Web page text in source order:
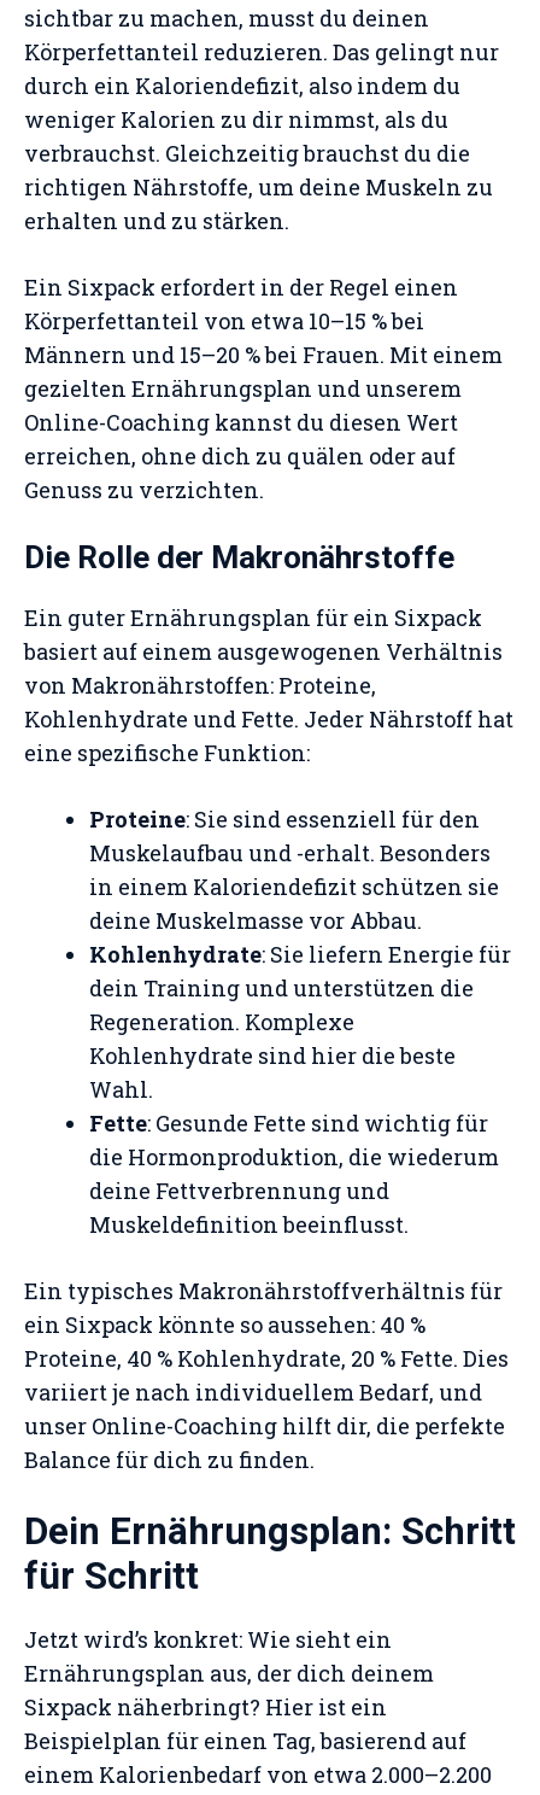
sichtbar zu machen, musst du deinen
Körperfettanteil reduzieren. Das gelingt nur
durch ein Kaloriendefizit, also indem du
weniger Kalorien zu dir nimmst, als du
verbrauchst. Gleichzeitig brauchst du die
richtigen Nährstoffe, um deine Muskeln zu
erhalten und zu stärken.
Ein Sixpack erfordert in der Regel einen
Körperfettanteil von etwa 10–15 % bei
Männern und 15–20 % bei Frauen. Mit einem
gezielten Ernährungsplan und unserem
Online-Coaching kannst du diesen Wert
erreichen, ohne dich zu quälen oder auf
Genuss zu verzichten.
Die Rolle der Makronährstoffe
Ein guter Ernährungsplan für ein Sixpack
basiert auf einem ausgewogenen Verhältnis
von Makronährstoffen: Proteine,
Kohlenhydrate und Fette. Jeder Nährstoff hat
eine spezifische Funktion:
Proteine: Sie sind essenziell für den
Muskelaufbau und -erhalt. Besonders
in einem Kaloriendefizit schützen sie
deine Muskelmasse vor Abbau.
Kohlenhydrate: Sie liefern Energie für
dein Training und unterstützen die
Regeneration. Komplexe
Kohlenhydrate sind hier die beste
Wahl.
Fette: Gesunde Fette sind wichtig für
die Hormonproduktion, die wiederum
deine Fettverbrennung und
Muskeldefinition beeinflusst.
Ein typisches Makronährstoffverhältnis für
ein Sixpack könnte so aussehen: 40 %
Proteine, 40 % Kohlenhydrate, 20 % Fette. Dies
variiert je nach individuellem Bedarf, und
unser Online-Coaching hilft dir, die perfekte
Balance für dich zu finden.
Dein Ernährungsplan: Schritt
für Schritt
Jetzt wird’s konkret: Wie sieht ein
Ernährungsplan aus, der dich deinem
Sixpack näherbringt? Hier ist ein
Beispielplan für einen Tag, basierend auf
einem Kalorienbedarf von etwa 2.000–2.200